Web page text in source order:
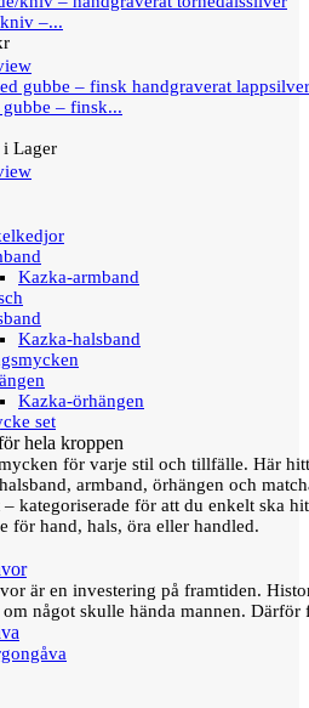
–...
– finsk...
i Lager
Kazka-armband
Kazka-halsband
Kazka-örhängen
set
hela kroppen
för varje stil och tillfälle. Här
armband, örhängen och
– kategoriserade för att du enkelt ska
för hand, hals, öra eller handled.
är en investering på framtiden.
något skulle hända mannen.